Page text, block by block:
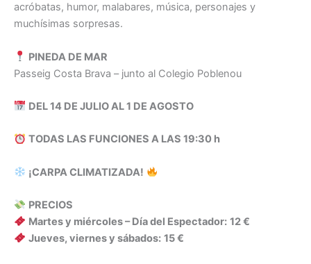
acróbatas, humor, malabares, música, personajes y
muchísimas sorpresas.
PINEDA DE MAR
Passeig Costa Brava – junto al Colegio Poblenou
DEL 14 DE JULIO AL 1 DE AGOSTO
TODAS LAS FUNCIONES A LAS 19:30 h
¡CARPA CLIMATIZADA!
PRECIOS
Martes y miércoles – Día del Espectador: 12 €
Jueves, viernes y sábados: 15 €